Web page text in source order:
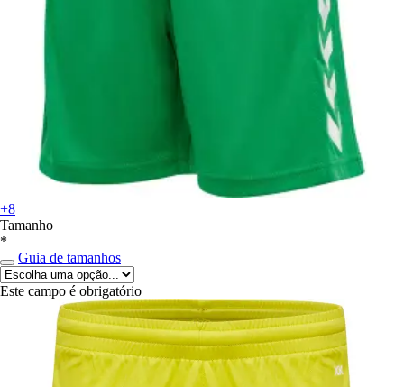
+8
Tamanho
*
Guia de tamanhos
Este campo é obrigatório